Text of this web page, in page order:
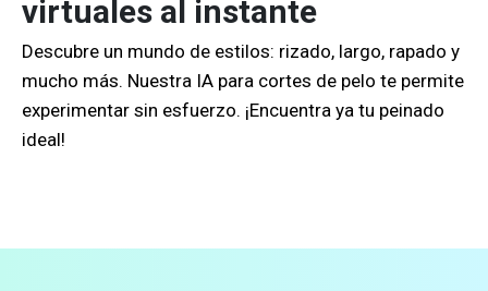
virtuales al instante
Descubre un mundo de estilos: rizado, largo, rapado y
mucho más. Nuestra IA para cortes de pelo te permite
experimentar sin esfuerzo. ¡Encuentra ya tu peinado
ideal!